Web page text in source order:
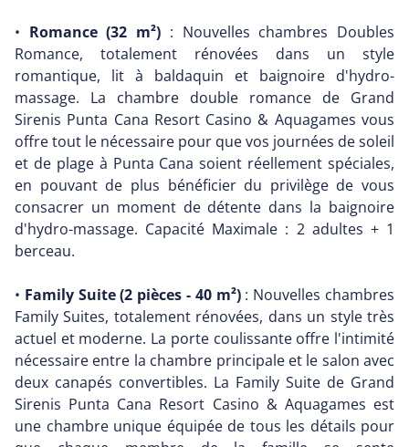
• Romance (32 m²) : Nouvelles chambres Doubles
Romance, totalement rénovées dans un style
romantique, lit à baldaquin et baignoire d'hydro-
massage. La chambre double romance de Grand
Sirenis Punta Cana Resort Casino & Aquagames vous
offre tout le nécessaire pour que vos journées de soleil
et de plage à Punta Cana soient réellement spéciales,
en pouvant de plus bénéficier du privilège de vous
consacrer un moment de détente dans la baignoire
d'hydro-massage. Capacité Maximale : 2 adultes + 1
berceau.
• Family Suite (2 pièces - 40 m²): Nouvelles chambres
Family Suites, totalement rénovées, dans un style très
actuel et moderne. La porte coulissante offre l'intimité
nécessaire entre la chambre principale et le salon avec
deux canapés convertibles. La Family Suite de Grand
Sirenis Punta Cana Resort Casino & Aquagames est
une chambre unique équipée de tous les détails pour